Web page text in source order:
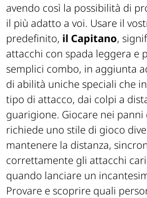
avendo così la possibilità di
il più adatto a voi. Usare il
predefinito, il Capitano,
attacchi con spada leggera e
semplici combo, in aggiunta
di abilità uniche speciali che
tipo di attacco, dai colpi a
guarigione. Giocare nei panni
richiede uno stile di gioco
mantenere la distanza,
correttamente gli attacchi
quando lanciare un
Provare e scoprire quali